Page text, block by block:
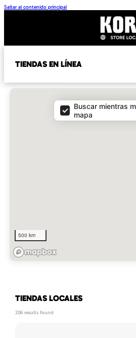
Saltar al contenido principal
TIENDAS EN LÍNEA
TIENDAS LOCALES
206 results found
Mapa
500 km
Buscar mientras
mapa